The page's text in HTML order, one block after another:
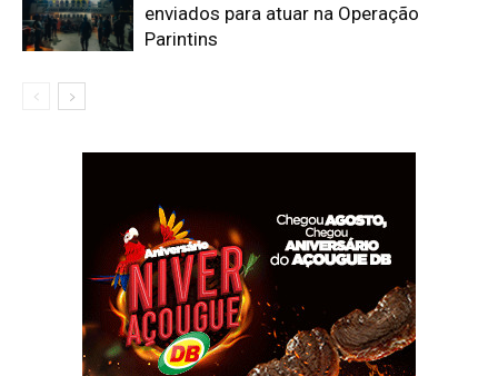
enviados para atuar na Operação
Parintins